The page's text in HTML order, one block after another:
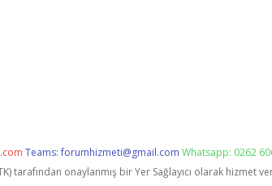
Teams:forumhizmeti@gmail.com Whatsapp: 0262
tarafından onaylanmış bir Yer Sağlayıcı olarak